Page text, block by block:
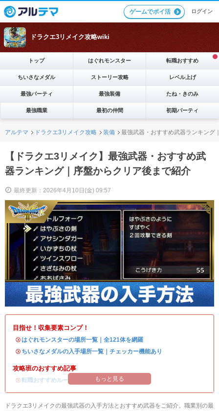
ゲームでポイ活 ログイン
ドラクエ3リメイク攻略wiki
トップ はぐれモンスター 転職おすすめ
ちいさなメダル ストーリー攻略 レベル上げ
最強パーティ 最強装備 たね・きのみ
最強職業 最初の仲間 初期パーティ
アルテマ ドラクエ3リメイク攻略 装備 最強武器・おすすめ武器ランキング
【ドラクエ3リメイク】最強武器・おすすめ武
器ランキング｜序盤からクリア後まで紹介
最終更新：2026年4月10日(金) 09:57
目指せ！収集要素コンプ！
・はぐれモンスターの場所一覧｜全121体を網羅
・ ちいさなメダルの入手場所一覧｜チェッカー機能あり
攻略班のおすすめ記事
・転職おすすめルート もっと見る
ドラクエ3リメイクの最強武器の入手方法とおすすめ武器をご紹介。職業別の最